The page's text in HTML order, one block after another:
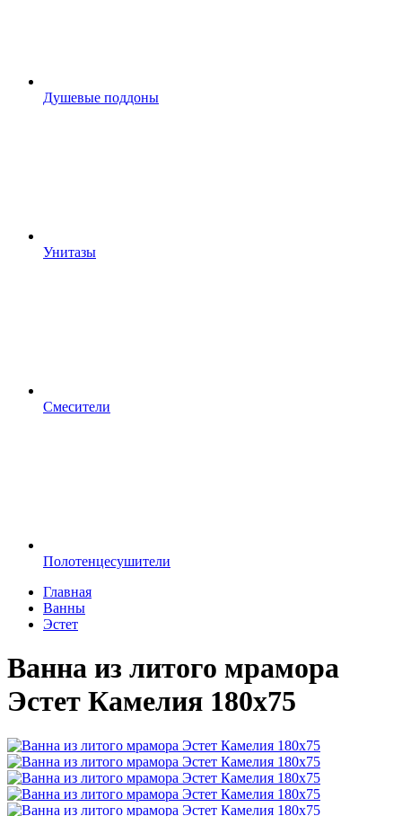
Душевые поддоны
Унитазы
Смесители
Полотенцесушители
Главная
Ванны
Эстет
Ванна из литого мрамора
Эстет Камелия 180х75